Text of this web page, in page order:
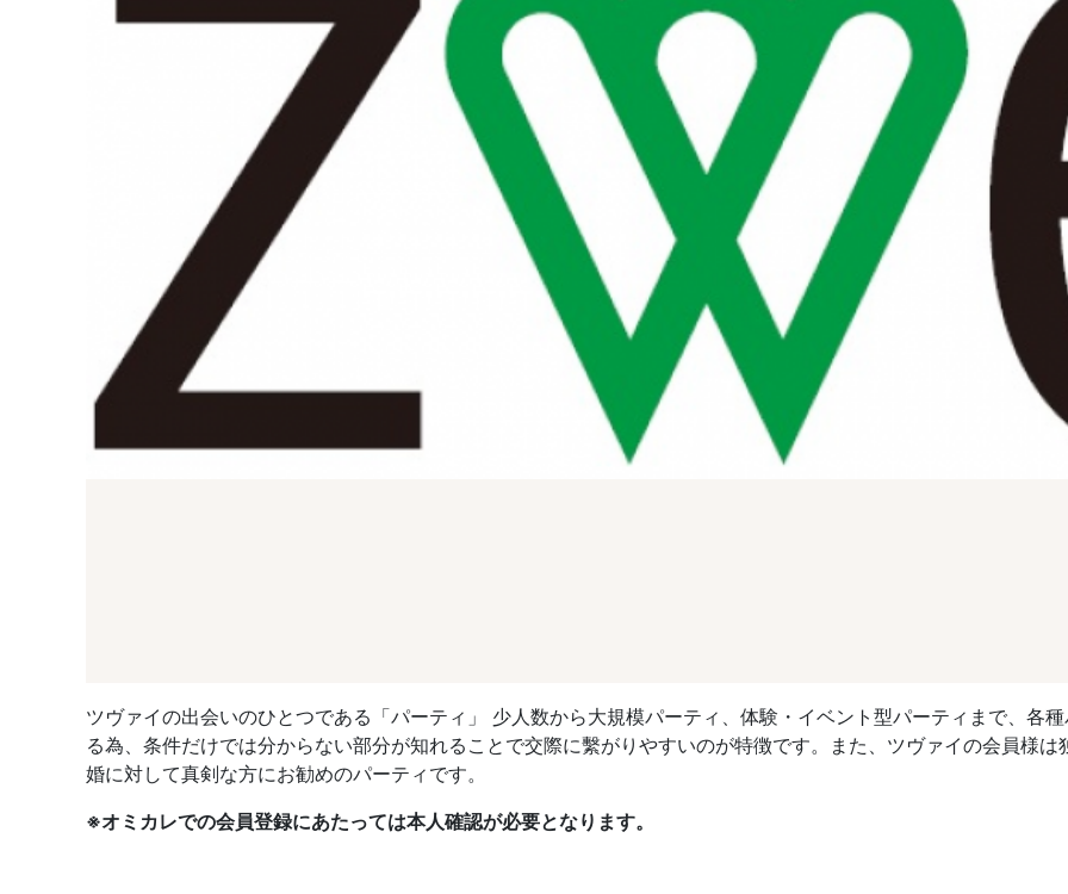
ツヴァイの出会いのひとつである「パーティ」 少人数から大規模パーティ、体験・イベント型パーティまで、各
る為、条件だけでは分からない部分が知れることで交際に繫がりやすいのが特徴です。また、ツヴァイの会員様
婚に対して真剣な方にお勧めのパーティです。
※オミカレでの会員登録にあたっては本人確認が必要となります。